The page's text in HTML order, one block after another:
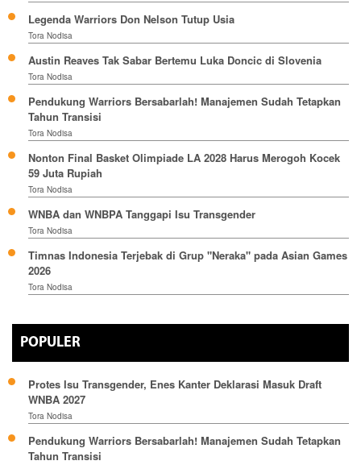
Legenda Warriors Don Nelson Tutup Usia
Tora Nodisa
Austin Reaves Tak Sabar Bertemu Luka Doncic di Slovenia
Tora Nodisa
Pendukung Warriors Bersabarlah! Manajemen Sudah Tetapkan
Tahun Transisi
Tora Nodisa
Nonton Final Basket Olimpiade LA 2028 Harus Merogoh Kocek
59 Juta Rupiah
Tora Nodisa
WNBA dan WNBPA Tanggapi Isu Transgender
Tora Nodisa
Timnas Indonesia Terjebak di Grup "Neraka" pada Asian Games
2026
Tora Nodisa
POPULER
Protes Isu Transgender, Enes Kanter Deklarasi Masuk Draft
WNBA 2027
Tora Nodisa
Pendukung Warriors Bersabarlah! Manajemen Sudah Tetapkan
Tahun Transisi